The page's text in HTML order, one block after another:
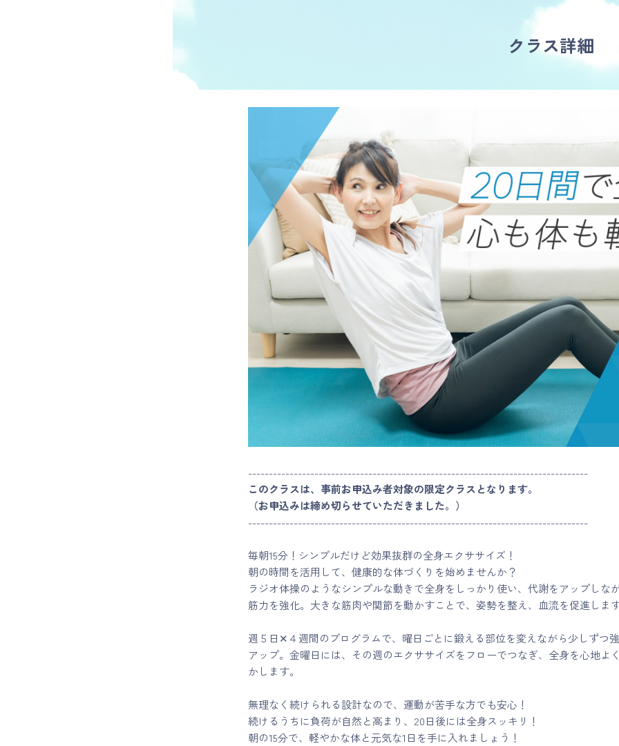
特定商取引にかかわる表示
クラス詳細
----------------------------------------------------------------------------------
このクラスは、事前お申込み者対象の限定クラスとなります。
（お申込みは締め切らせていただきました。）
----------------------------------------------------------------------------------
毎朝15分！シンプルだけど効果抜群の全身エクササイズ！
朝の時間を活用して、健康的な体づくりを始めませんか？
ラジオ体操のようなシンプルな動きで全身をしっかり使い、代謝をアップしな
筋力を強化。大きな筋肉や関節を動かすことで、姿勢を整え、血流を促進します
週５日✕４週間のプログラムで、曜日ごとに鍛える部位を変えながら少しずつ
アップ。金曜日には、その週のエクササイズをフローでつなぎ、全身を心地よ
かします。
無理なく続けられる設計なので、運動が苦手な方でも安心！
続けるうちに負荷が自然と高まり、20日後には全身スッキリ！
朝の15分で、軽やかな体と元気な1日を手に入れましょう！